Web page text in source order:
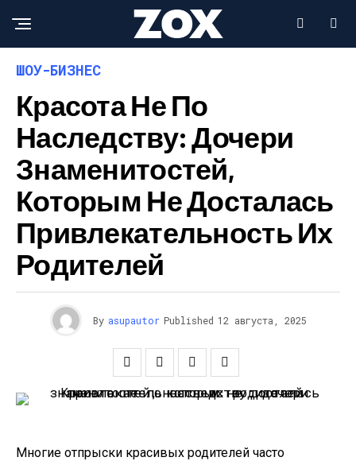
ШОУ-БИЗНЕС
Красота Не По
Наследству: Дочери
Знаменитостей,
Которым Не Досталась
Привлекательность Их
Родителей
By asupautor Published 12 августа, 2025
Многие отпрыски красивых родителей часто